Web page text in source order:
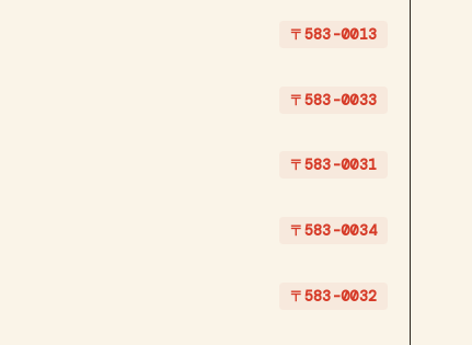
〒583-0013
〒583-0033
〒583-0031
〒583-0034
〒583-0032